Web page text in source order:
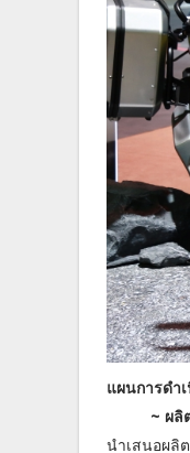
แผนการดำ
~ ผลิ
นำเสนอผลิ